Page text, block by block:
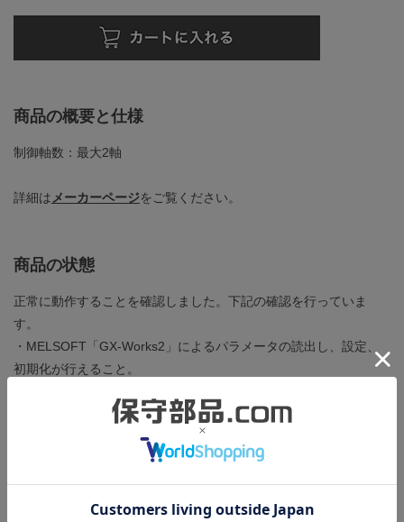
商品の概要と仕様
制御軸数：最大2軸
詳細はメーカーページをご覧ください。
商品の状態
正常に動作することを確認しました。下記の確認を行っていま
す。
・MELSOFT「GX-Works2」によるパラメータの読出し、設定、
初期化が行えること。
・シーケンスプログラムでのパラメータの設定が行えること。
・サーボアンプ「MR-J4-10B」を接続し、JOG運転、手動パルサ
運転、原点復帰、位置決め制御が正常に行えること。
製造年：2015年